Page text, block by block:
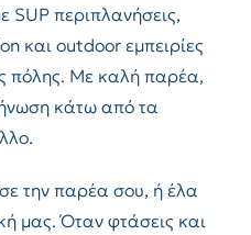
SUP περιπλανήσεις,
και outdoor εμπειρίες
πόλης. Με καλή παρέα,
κάτω από τα
την παρέα σου, ή έλα
μας. Όταν φτάσεις και